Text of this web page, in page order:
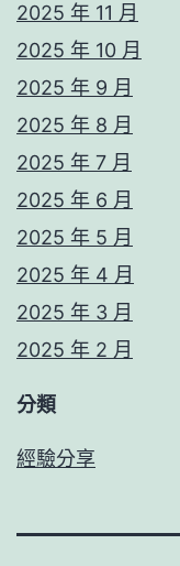
2025 年 11 月
2025 年 10 月
2025 年 9 月
2025 年 8 月
2025 年 7 月
2025 年 6 月
2025 年 5 月
2025 年 4 月
2025 年 3 月
2025 年 2 月
分類
經驗分享